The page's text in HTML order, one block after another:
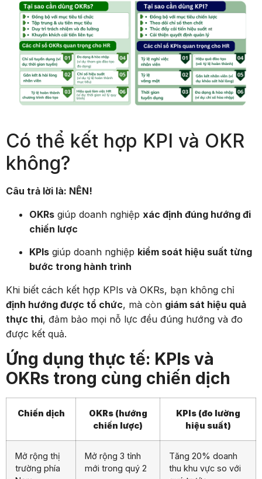
Có thể kết hợp KPI và OKR
không?
Câu trả lời là: NÊN!
OKRs giúp doanh nghiệp xác định đúng hướng đi
chiến lược
KPIs giúp doanh nghiệp kiểm soát hiệu suất từng
bước trong hành trình
Khi biết cách kết hợp KPIs và OKRs, bạn không chỉ
định hướng được tổ chức, mà còn giám sát hiệu quả
thực thi, đảm bảo mọi nỗ lực đều đúng hướng và đo
được kết quả.
Ứng dụng thực tế: KPIs và
OKRs trong cùng chiến dịch
Chiến dịch
OKRs (hướng
chiến lược)
KPIs (đo lường
hiệu suất)
Mở rộng thị
trường phía
Mở rộng 3 tỉnh
mới trong quý 2
Tăng 20% doanh
thu khu vực so với